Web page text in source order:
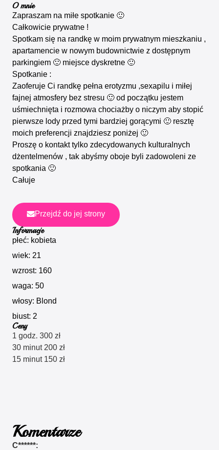
O mnie
Zapraszam na miłe spotkanie 🙂
Całkowicie prywatne !
Spotkam się na randkę w moim prywatnym mieszkaniu ,
apartamencie w nowym budownictwie z dostępnym
parkingiem 🙂 miejsce dyskretne 🙂
Spotkanie :
Zaoferuje Ci randkę pełna erotyzmu ,sexapilu i miłej
fajnej atmosfery bez stresu 🙂 od początku jestem
uśmiechnięta i rozmowa chociażby o niczym aby stopić
pierwsze lody przed tymi bardziej gorącymi 🙂 resztę
moich preferencji znajdziesz poniżej 🙂
Proszę o kontakt tylko zdecydowanych kulturalnych
dżentelmenów , tak abyśmy oboje byli zadowoleni ze
spotkania 🙂
Całuje
Przejdź do jej strony
Informacje
płeć: kobieta
wiek: 21
wzrost: 160
waga: 50
włosy: Blond
biust: 2
Ceny
1 godz. 300 zł
30 minut 200 zł
15 minut 150 zł
Komentarze
C******: